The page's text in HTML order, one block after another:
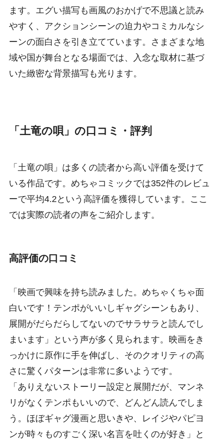
ます。エグい描写も画風のおかげで不思議と読み
やすく、アクションシーンの迫力やコミカルなシ
ーンの面白さを引き立てています。さまざまな地
域や国が舞台となる場面では、入念な取材に基づ
いた緻密な背景描写も光ります。
「土竜の唄」の口コミ・評判
「土竜の唄」は多くの読者から高い評価を受けて
いる作品です。めちゃコミックでは352件のレビュ
ーで平均4.2という高評価を獲得しています。ここ
では実際の読者の声をご紹介します。
高評価の口コミ
「映画で興味を持ち読みました。めちゃくちゃ面
白いです！テンポがいいしギャグシーンもあり、
展開がだらだらしてないのでサラサラと読んでし
まいます」という声が多く見られます。映画をき
っかけに原作に手を伸ばし、そのクオリティの高
さに驚くパターンは非常に多いようです。
「ありえないストーリー設定と展開だが、マンネ
リがなくテンポもいいので、どんどん読んでしま
う。ほぼギャグ漫画と思いきや、レイジやパピヨ
ンが時々ものすごく深い名言を吐くのが好き」と